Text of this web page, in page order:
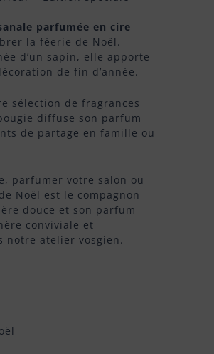
parfumée en cire
la féerie de Noël.
d’un sapin, elle apporte
de fin d’année.
sélection de fragrances
diffuse son parfum
de partage en famille ou
parfumer votre salon ou
Noël est le compagnon
douce et son parfum
conviviale et
notre atelier vosgien.